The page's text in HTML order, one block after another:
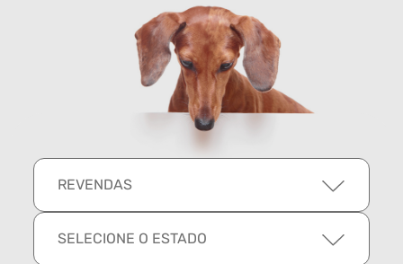
REVENDAS
SELECIONE O ESTADO